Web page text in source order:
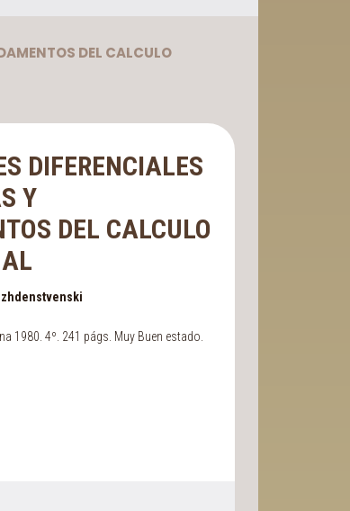
DEL CALCULO
DIFERENCIALES
Y
DEL CALCULO
1980. 4º. 241 págs. Muy Buen estado.